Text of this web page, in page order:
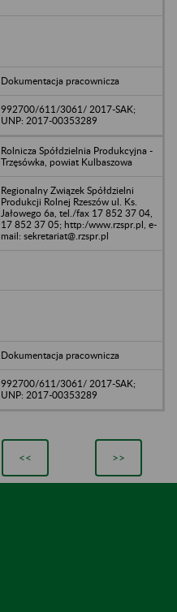
Dokumentacja pracownicza
992700/611/3061/ 2017-SAK;
UNP: 2017-00353289
Rolnicza Spółdzielnia Produkcyjna -
Trzęsówka, powiat Kulbaszowa
Regionalny Związek Spółdzielni
Produkcji Rolnej Rzeszów ul. Ks.
Jałowego 6a, tel./fax 17 852 37 04,
17 852 37 05; http:/www.rzspr.pl, e-
mail: sekretariat@.rzspr.pl
Dokumentacja pracownicza
992700/611/3061/ 2017-SAK;
UNP: 2017-00353289
<< >>